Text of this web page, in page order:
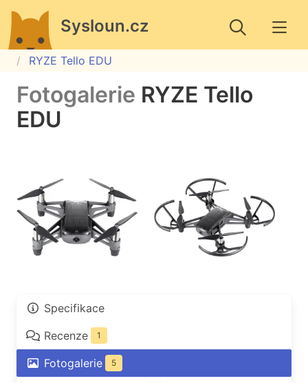
Sysloun.cz
RYZE Tello EDU
Fotogalerie RYZE Tello
EDU
Specifikace
Recenze
1
Fotogalerie 5